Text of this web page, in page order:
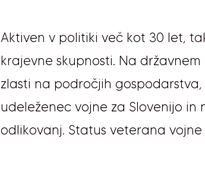
Aktiven v politiki več kot 30 let,
krajevne skupnosti. Na
zlasti na področjih
udeleženec vojne za Slovenijo in
odlikovanj. Status veterana vojne